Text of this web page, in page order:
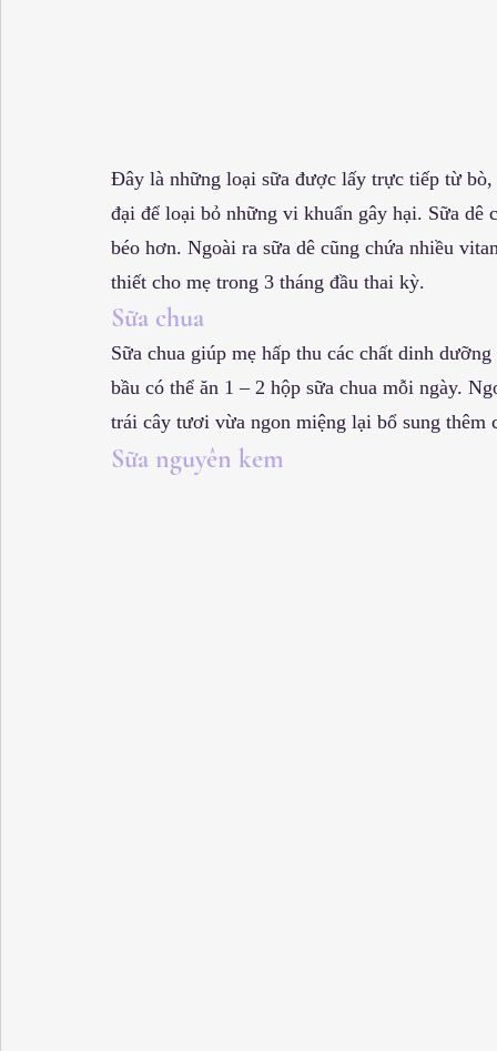
Đây là những loại sữa được lấy trực tiếp từ
đại để loại bỏ những vi khuẩn gây hại. Sữa
béo hơn. Ngoài ra sữa dê cũng chứa nhiều
thiết cho mẹ trong 3 tháng đầu thai kỳ.
Sữa chua
Sữa chua giúp mẹ hấp thu các chất dinh
bầu có thể ăn 1 – 2 hộp sữa chua mỗi ngày.
trái cây tươi vừa ngon miệng lại bổ sung thêm
Sữa nguyên kem